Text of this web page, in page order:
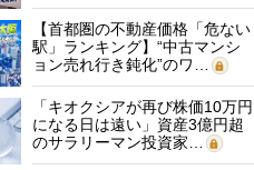
【首都圏の不動産価格「危ない
駅」ランキング】“中古マンシ
ョン売れ行き鈍化”のワ…
「キオクシアが再び株価10万円
になる日は遠い」資産3億円超
のサラリーマン投資家…